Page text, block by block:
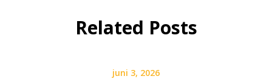
Related Posts
juni 3, 2026